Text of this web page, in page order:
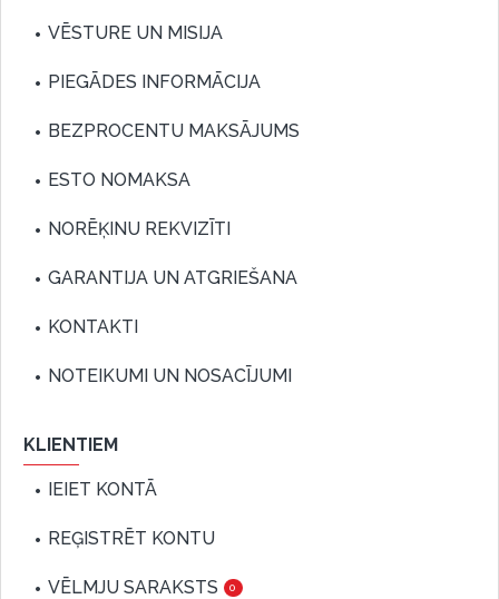
VĒSTURE UN MISIJA
PIEGĀDES INFORMĀCIJA
BEZPROCENTU MAKSĀJUMS
ESTO NOMAKSA
NORĒĶINU REKVIZĪTI
GARANTIJA UN ATGRIEŠANA
KONTAKTI
NOTEIKUMI UN NOSACĪJUMI
KLIENTIEM
IEIET KONTĀ
REĢISTRĒT KONTU
VĒLMJU SARAKSTS 0